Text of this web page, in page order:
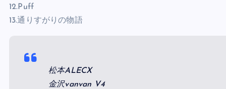
12.Puff
13.通りすがりの物語
⁡松本ALECX⁡
⁡金沢vanvan V4⁡